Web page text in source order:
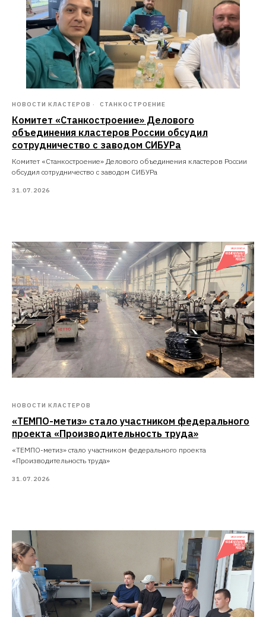
НОВОСТИ КЛАСТЕРОВ СТАНКОСТРОЕНИЕ
Комитет «Станкостроение» Делового
объединения кластеров России обсудил
сотрудничество с заводом СИБУРа
Комитет «Станкостроение» Делового объединения кластеров России
обсудил сотрудничество с заводом СИБУРа
31.07.2026
НОВОСТИ КЛАСТЕРОВ
«ТЕМПО-метиз» стало участником федерального
проекта «Производительность труда»
«ТЕМПО-метиз» стало участником федерального проекта
«Производительность труда»
31.07.2026